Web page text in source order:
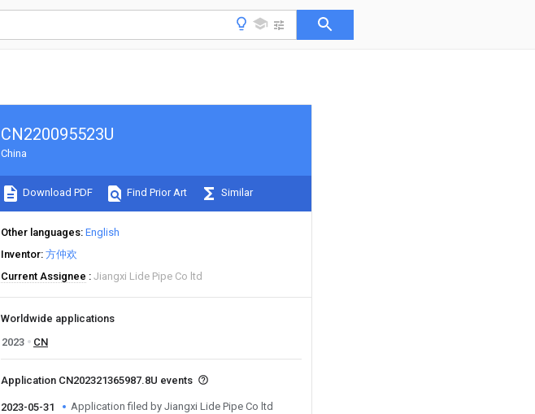
CN220095523U
China
Download PDF Find Prior Art Similar
Other languages English
Inventor 方仲欢
Current Assignee
Jiangxi Lide Pipe Co ltd
Worldwide applications
2023
CN
Application CN202321365987.8U events
2023-05-31 Application filed by Jiangxi Lide Pipe Co ltd